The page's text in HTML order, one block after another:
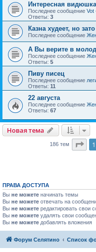
Интересная
Последнее сообщение Vot
Ответы: 3
Казна худеет, но
Последнее сообщение
А Вы верите в
Последнее сообщение
Ответы: 5
Пиву писец
Последнее сообщение
Ответы: 11
22 августа
Последнее сообщение
Ответы: 67
Новая тема
186 тем 1
ПРАВА ДОСТУПА
Вы не можете начинать темы
Вы не можете отвечать на
Вы не можете редактировать свои
Вы не можете удалять свои
Вы не можете добавлять вложения
Форум Селятино Список